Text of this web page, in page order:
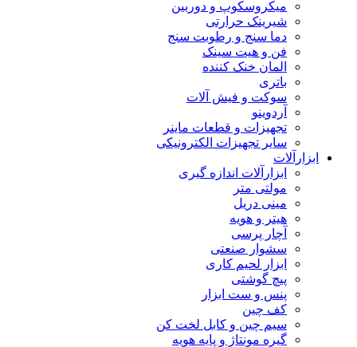
میکروسکوپ و دوربین
شیرینک حرارتی
دما سنج و رطوبت سنج
فن و هیت سینک
المان خنک کننده
باتری
سوکت و فیش آلات
آردوینو
تجهیزات و قطعات ماینر
سایر تجهیزات الکترونیکی
ابزارآلات
ابزارآلات اندازه گیری
مولتی متر
مینی دریل
هیتر و هویه
آچار پرسی
سشوار صنعتی
ابزار لحیم کاری
پیچ گوشتی
پنس و ست ابزار
کف چین
سیم چین و کابل لخت کن
گیره مونتاژ و پایه هویه